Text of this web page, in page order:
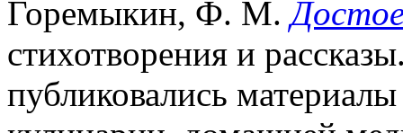
Горемыкин, Ф. М.
стихотворения и
публиковались